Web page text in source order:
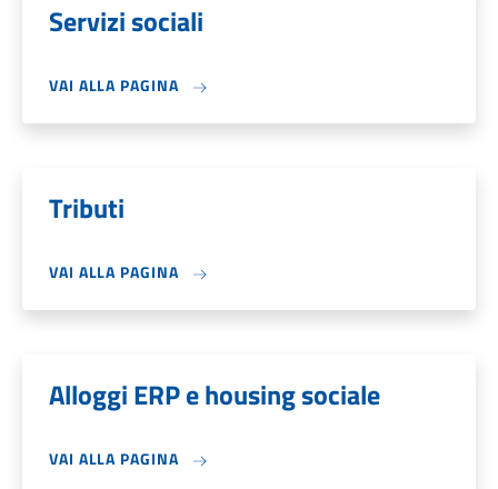
Servizi sociali
VAI ALLA PAGINA
Tributi
VAI ALLA PAGINA
Alloggi ERP e housing sociale
VAI ALLA PAGINA